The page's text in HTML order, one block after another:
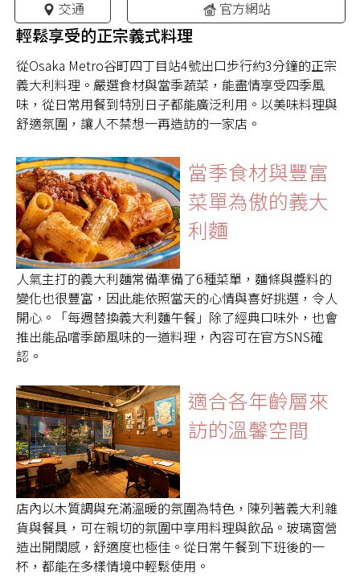
交通 官方網站
輕鬆享受的正宗義式料理
從Osaka Metro谷町四丁目站4號出口步行約3分鐘的正宗
義大利料理。嚴選食材與當季蔬菜，能盡情享受四季風
味，從日常用餐到特別日子都能廣泛利用。以美味料理與
舒適氛圍，讓人不禁想一再造訪的一家店。
當季食材與豐富
菜單為傲的義大
利麵
人氣主打的義大利麵常備準備了6種菜單，麵條與醬料的
變化也很豐富，因此能依照當天的心情與喜好挑選，令人
開心。「每週替換義大利麵午餐」除了經典口味外，也會
推出能品嚐季節風味的一道料理，內容可在官方SNS確
認。
適合各年齡層來
訪的溫馨空間
店內以木質調與充滿溫暖的氛圍為特色，陳列著義大利雜
貨與餐具，可在親切的氛圍中享用料理與飲品。玻璃窗營
造出開闊感，舒適度也極佳。從日常午餐到下班後的一
杯，都能在多樣情境中輕鬆使用。